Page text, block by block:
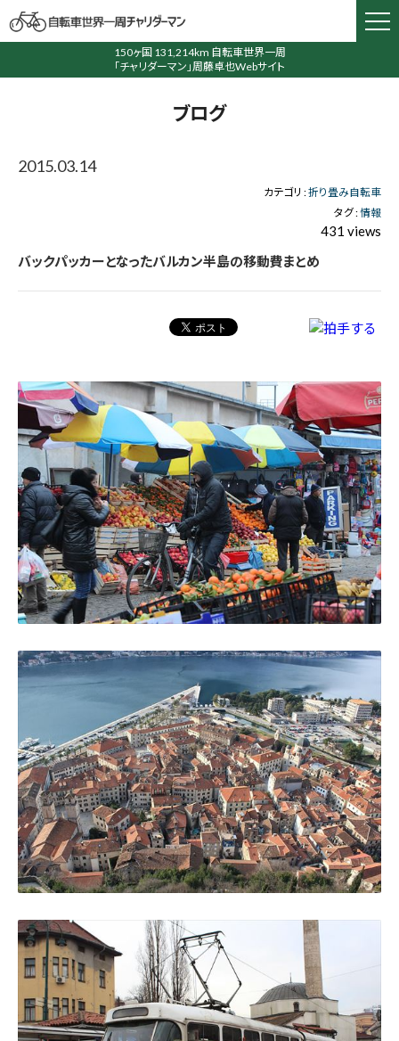
150ヶ国 131,214km 自転車世界一周
「チャリダーマン」周藤卓也Webサイト
ブログ
2015.03.14
カテゴリ :折り畳み自転車
タグ :情報
431 views
バックパッカーとなったバルカン半島の移動費まとめ